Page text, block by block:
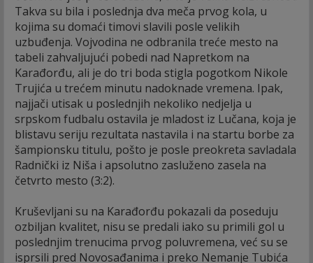
Takva su bila i poslednja dva meča prvog kola, u
kojima su domaći timovi slavili posle velikih
uzbuđenja. Vojvodina ne odbranila treće mesto na
tabeli zahvaljujući pobedi nad Napretkom na
Karađorđu, ali je do tri boda stigla pogotkom Nikole
Trujića u trećem minutu nadoknade vremena. Ipak,
najjači utisak u poslednjih nekoliko nedjelja u
srpskom fudbalu ostavila je mladost iz Lučana, koja je
blistavu seriju rezultata nastavila i na startu borbe za
šampionsku titulu, pošto je posle preokreta savladala
Radnički iz Niša i apsolutno zasluženo zasela na
četvrto mesto (3:2).
Kruševljani su na Karađorđu pokazali da poseduju
ozbiljan kvalitet, nisu se predali iako su primili gol u
poslednjim trenucima prvog poluvremena, već su se
isprsili pred Novosađanima i preko Nemanje Tubića